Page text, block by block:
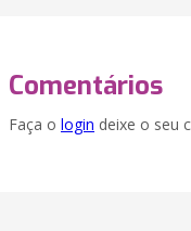
Comentários
Faça o login deixe o seu